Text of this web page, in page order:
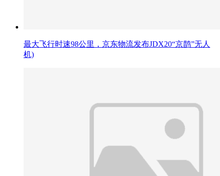
最大飞行时速98公里，京东物流发布JDX20“京鹊”无人
机)